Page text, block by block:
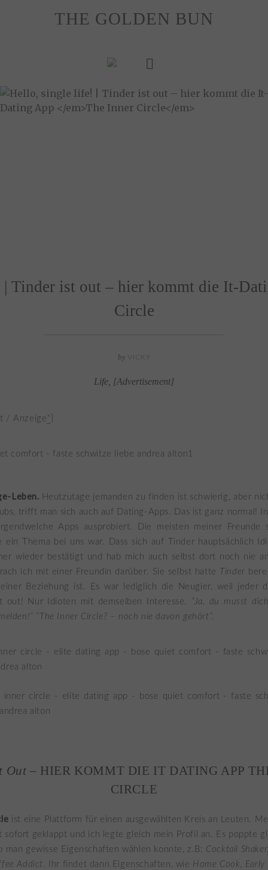
THE GOLDEN BUN
Tinder ist out – hier kommt die It-
Circle
by
Life [Advertisement]
/ Anzeige * }
Leben. Heutzutage jemanden zu finden ist schwierig, aber
trifft man sich auch auf Dating-Apps. Das ist ganz normal!
Apps ausprobiert. Die meisten meiner Freunde
ein Thema bei uns war. Dass sich auf Tinder hauptsächlich
wieder bestätigt und hab mich auch selbst dort noch nie
ich mit einer Freundin darüber. Sie selbst hatte
Tinder
Beziehung ist. Es war lediglich die Neugier, weil jeder
out! Nur Idioten mit demselben Interesse. “Ja, du musst
“The Inner Circle? – noch nie davon gehört”.
Out – HIER KOMMT DIE IT DATING APP
CIRCLE
ist eine Plattform für einen ausgewählten Kreis an Leuten.
sofort geklappt und ich legte gleich mein Profil an. Es poppte
man gewisse Eigenschaften wählen konnte, z.B: Cocktail
Addict . Ihr findet dann Eigenschaften, wie Home Cook,